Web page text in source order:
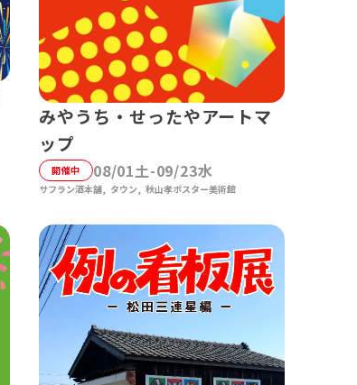
みやうち・せったやアートマ
ップ
開催中 08/01土-09/23水
サフラン酒本舗 タウン 秋山孝ポスター美術館